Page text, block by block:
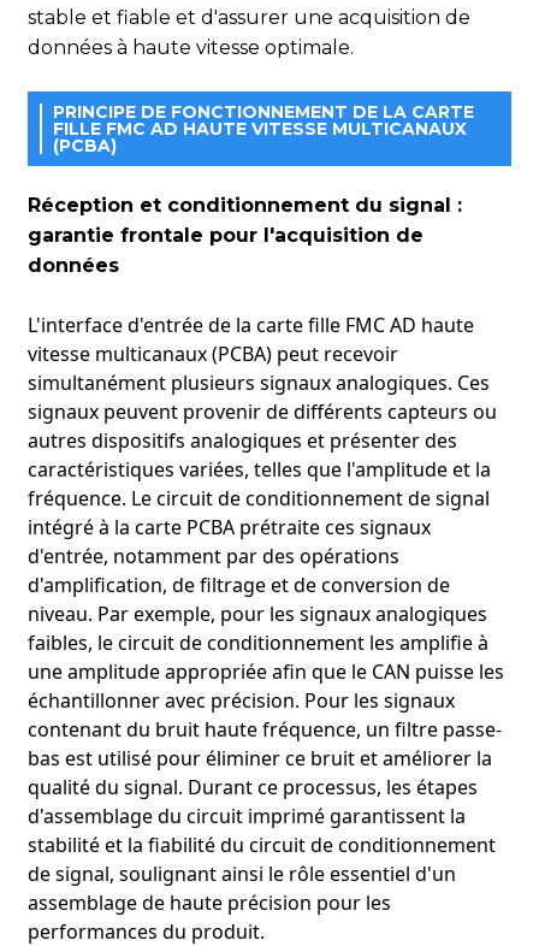
stable et fiable et d'assurer une acquisition de
données à haute vitesse optimale.
PRINCIPE DE FONCTIONNEMENT DE LA CARTE
FILLE FMC AD HAUTE VITESSE MULTICANAUX
(PCBA)
Réception et conditionnement du signal :
garantie frontale pour l'acquisition de
données
L'interface d'entrée de la carte fille FMC AD haute
vitesse multicanaux (PCBA) peut recevoir
simultanément plusieurs signaux analogiques. Ces
signaux peuvent provenir de différents capteurs ou
autres dispositifs analogiques et présenter des
caractéristiques variées, telles que l'amplitude et la
fréquence. Le circuit de conditionnement de signal
intégré à la carte PCBA prétraite ces signaux
d'entrée, notamment par des opérations
d'amplification, de filtrage et de conversion de
niveau. Par exemple, pour les signaux analogiques
faibles, le circuit de conditionnement les amplifie à
une amplitude appropriée afin que le CAN puisse les
échantillonner avec précision. Pour les signaux
contenant du bruit haute fréquence, un filtre passe-
bas est utilisé pour éliminer ce bruit et améliorer la
qualité du signal. Durant ce processus, les étapes
d'assemblage du circuit imprimé garantissent la
stabilité et la fiabilité du circuit de conditionnement
de signal, soulignant ainsi le rôle essentiel d'un
assemblage de haute précision pour les
performances du produit.